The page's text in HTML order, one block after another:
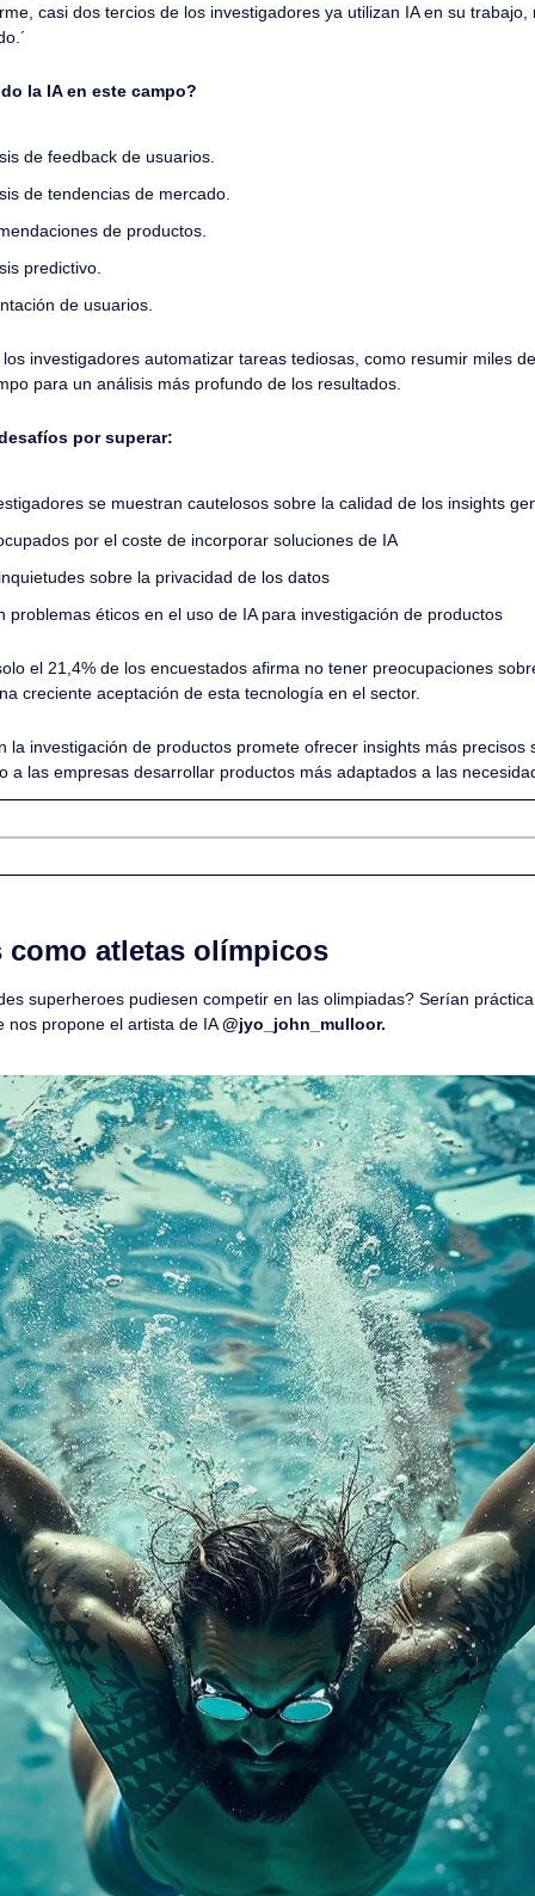
casi dos tercios de los investigadores ya utilizan IA en su trabajo,
la IA en este campo?
de feedback de usuarios.
de tendencias de mercado.
de productos.
predictivo.
de usuarios.
investigadores automatizar tareas tediosas, como resumir miles
para un análisis más profundo de los resultados.
por superar:
se muestran cautelosos sobre la calidad de los insights
por el coste de incorporar soluciones de IA
sobre la privacidad de los datos
problemas éticos en el uso de IA para investigación de productos
el 21,4% de los encuestados afirma no tener preocupaciones
creciente aceptación de esta tecnología en el sector.
la investigación de productos promete ofrecer insights más precisos
a las empresas desarrollar productos más adaptados a las
atletas olímpicos
superheroes pudiesen competir en las olimpiadas? Serían
nos propone el artista de IA @jyo_john_mulloor.